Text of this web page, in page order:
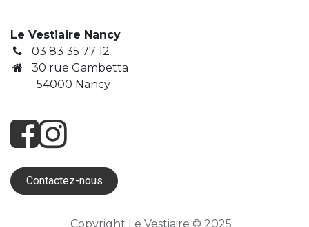
Le Vestiaire Nancy
03 83 35 77 12
30 rue Gambetta
​ 54000 Nancy
Contactez-nous
Copyright Le Vestiaire © 2025